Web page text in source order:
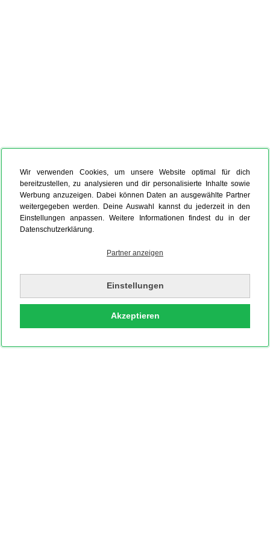
Wir verwenden Cookies, um unsere Website optimal für dich
bereitzustellen, zu analysieren und dir personalisierte Inhalte sowie
Werbung anzuzeigen. Dabei können Daten an ausgewählte Partner
weitergegeben werden. Deine Auswahl kannst du jederzeit in den
Einstellungen anpassen. Weitere Informationen findest du in der
Datenschutzerklärung.
Partner anzeigen
Einstellungen
Akzeptieren